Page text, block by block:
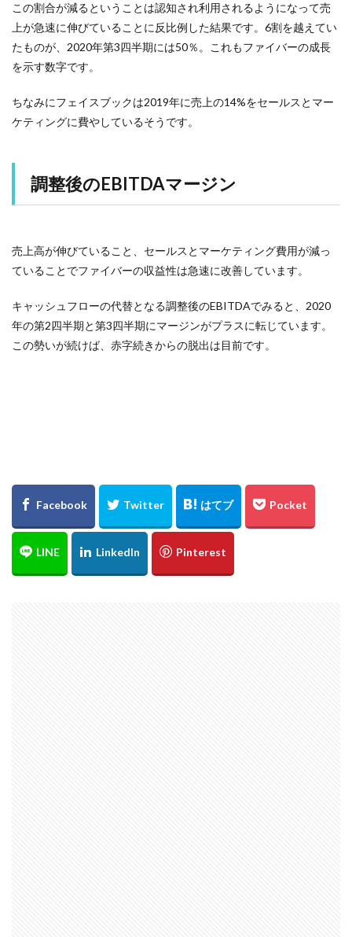
この割合が減るということは認知され利用されるようになって売
上が急速に伸びていることに反比例した結果です。6割を越えてい
たものが、2020年第3四半期には50％。これもファイバーの成長
を示す数字です。
ちなみにフェイスブックは2019年に売上の14%をセールスとマー
ケティングに費やしているそうです。
調整後のEBITDAマージン
売上高が伸びていること、セールスとマーケティング費用が減っ
ていることでファイバーの収益性は急速に改善しています。
キャッシュフローの代替となる調整後のEBITDAでみると、2020
年の第2四半期と第3四半期にマージンがプラスに転じています。
この勢いが続けば、赤字続きからの脱出は目前です。